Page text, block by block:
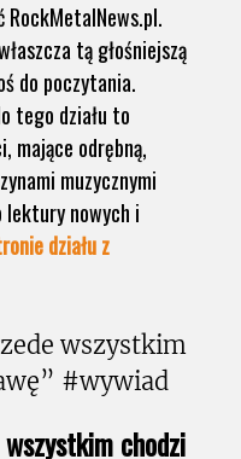
RockMetalNews.pl.
tą głośniejszą
do poczytania.
tego działu to
mające odrębną,
muzycznymi
lektury nowych i
działu z
chodzi